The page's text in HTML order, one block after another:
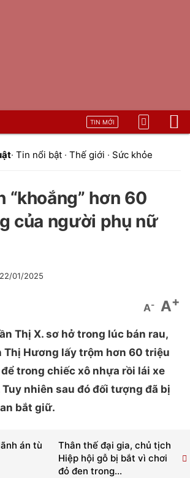
TIN MỚI
· Tin nổi bật · Thế giới · Sức khỏe
“khoắng” hơn 60
của người phụ nữ
01/2025
A- A+
Thị X. sơ hở trong lúc bán rau,
Thị Hương lấy trộm hơn 60 triệu
trong chiếc xô nhựa rồi lái xe
nhiên sau đó đối tượng đã bị
bắt giữ.
Thân thế đại gia, chủ tịch
Hiệp hội gỗ bị bắt vì chơi
đỏ đen trong...
án tù